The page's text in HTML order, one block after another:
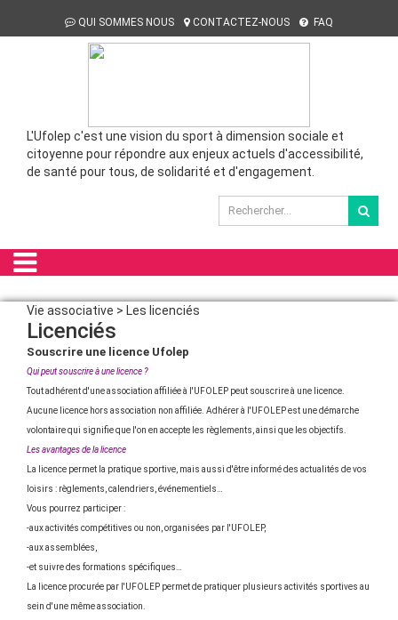
QUI SOMMES NOUS CONTACTEZ-NOUS FAQ
L'Ufolep c'est une vision du sport à dimension sociale et
citoyenne pour répondre aux enjeux actuels d'accessibilité,
de santé pour tous, de solidarité et d'engagement.
Vie associative > Les licenciés
Licenciés
Souscrire une licence Ufolep
Qui peut souscrire à une licence ?
Tout adhérent d'une association affiliée à l'UFOLEP peut souscrire à une licence.
Aucune licence hors association non affiliée. Adhérer à l'UFOLEP est une démarche
volontaire qui signifie que l'on en accepte les règlements, ainsi que les objectifs.
Les avantages de la licence
La licence permet la pratique sportive, mais aussi d'être informé des actualités de vos
loisirs : règlements, calendriers, événementiels…
Vous pourrez participer :
-aux activités compétitives ou non, organisées par l'UFOLEP,
-aux assemblées,
-et suivre des formations spécifiques…
La licence procurée par l'UFOLEP permet de pratiquer plusieurs activités sportives au
sein d'une même association.